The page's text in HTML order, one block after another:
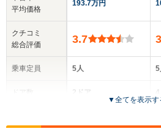
平均価格
クチコミ
総合評価
乗車定員
193.7万円
3.7
5人
2ドア
全高
5
▼全てを表示す